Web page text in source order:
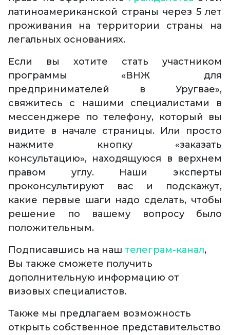
латиноамериканской страны через 5 лет
проживания на территории страны на
легальных основаниях.
Если вы хотите стать участником
программы «ВНЖ для
предпринимателей в Уругвае»,
свяжитесь с нашими специалистами в
мессенджере по телефону, который вы
видите в начале страницы. Или просто
нажмите кнопку «заказать
консультацию», находящуюся в верхнем
правом углу. Наши эксперты
проконсультируют вас и подскажут,
какие первые шаги надо сделать, чтобы
решение по вашему вопросу было
положительным.
Подписавшись на наш телеграм-канал,
Вы также сможете получить
дополнительную информацию от
визовых специалистов.
Также мы предлагаем возможность
открыть собственное представительство